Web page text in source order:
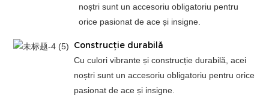
noștri sunt un accesoriu obligatoriu pentru
orice pasionat de ace și insigne.
Construcție durabilă
Cu culori vibrante și construcție durabilă, acei
noștri sunt un accesoriu obligatoriu pentru orice
pasionat de ace și insigne.